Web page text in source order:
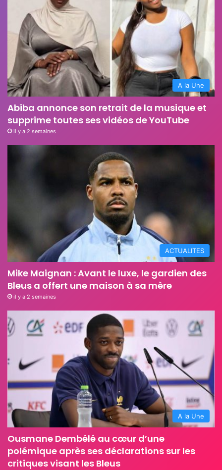
A la Une
Abiba annonce son retrait de la musique et
supprime toutes ses vidéos de YouTube
il y a 2 semaines
ACTUALITES
Mike Maignan : Avant le luxe, le gardien des
Bleus a offert une maison à sa mère
il y a 2 semaines
A la Une
Ousmane Dembélé au cœur d’une
polémique après ses déclarations sur les
critiques visant les Bleus